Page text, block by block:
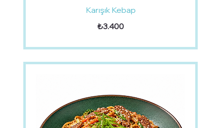
Karışık Kebap
₺3.400